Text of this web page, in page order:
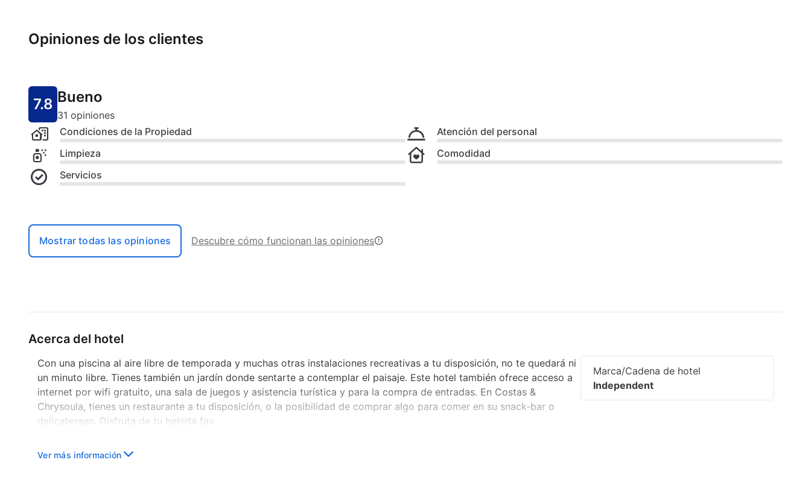
Opiniones de los clientes
7.8 Bueno
31 opiniones
Condiciones de la Propiedad
Limpieza
Servicios
Atención del personal
Comodidad
Mostrar todas las opiniones Descubre cómo funcionan las opiniones
Acerca del hotel
Marca/Cadena de hotel
Independent
Con una piscina al aire libre de temporada y muchas otras instalaciones recreativas a tu disposición, no te quedará ni
un minuto libre. Tienes también un jardín donde sentarte a contemplar el paisaje. Este hotel también ofrece acceso a
internet por wifi gratuito, una sala de juegos y asistencia turística y para la compra de entradas. En Costas &
Chrysoula, tienes un restaurante a tu disposición, o la posibilidad de comprar algo para comer en su snack-bar o
delicatessen. Disfruta de tu bebida fav...
Ver más información